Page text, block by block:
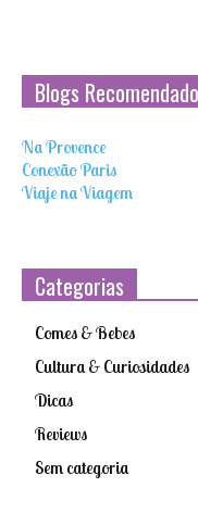
Blogs
Na Provence
Conexão Paris
Viaje na Viagem
Categorias
Comes & Bebes
Cultura & Curiosidades
Dicas
Reviews
Sem categoria